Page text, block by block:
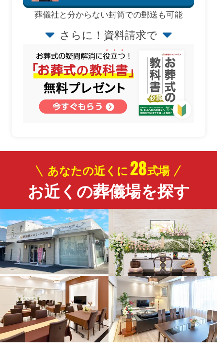
葬儀社と分からない封筒での郵送も可能
さらに！資料請求で
あなたの近くに 28式場
お近くの葬儀場を探す